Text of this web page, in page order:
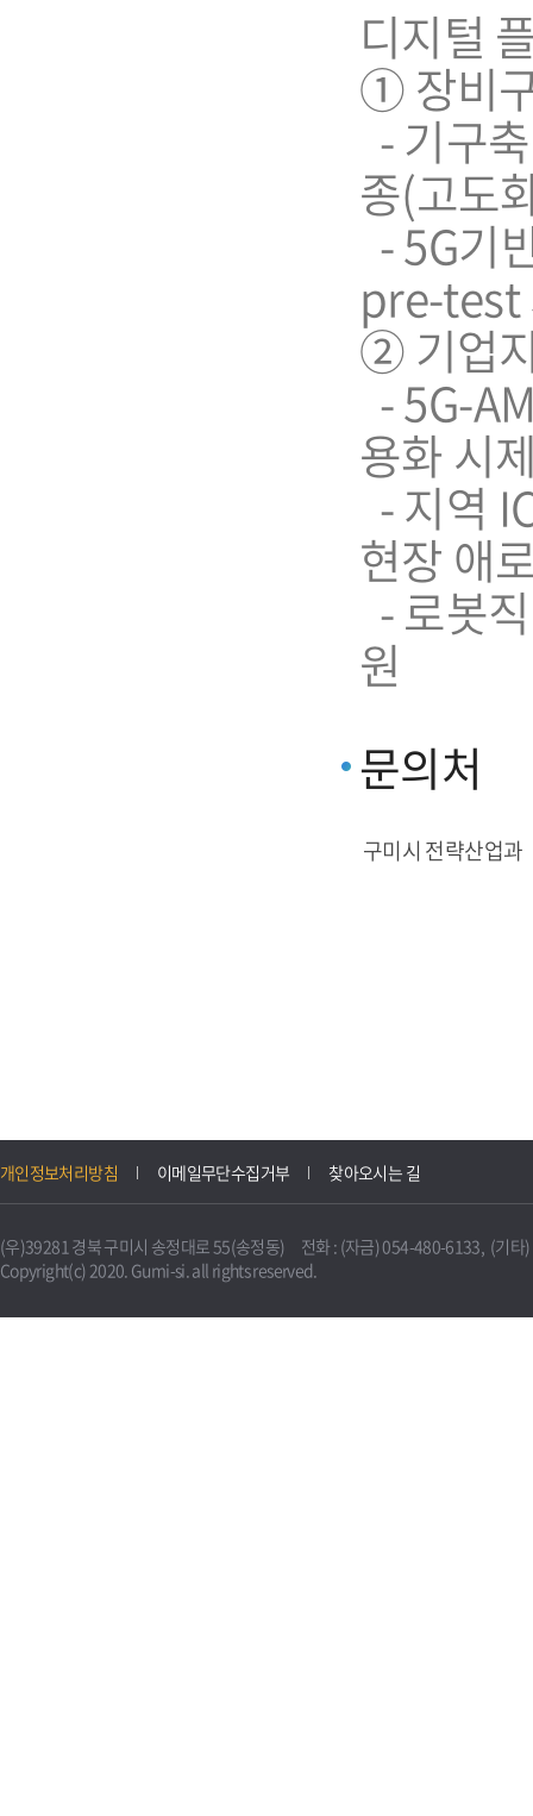
디지털
➀ 장비
- 기구
종(고도
- 5G기
pre-test
➁ 기업
- 5G-
용화 시
- 지역
현장 애
- 로봇
원
문의처
구미시 전략산업과
개인정보처리방침 이메일무단수집거부 찾아오시는 길
(우)39281 경북 구미시 송정대로 55(송정동) 전화 : (자금) 054-480-6133, (기타
Copyright(c) 2020. Gumi-si. all rights reserved.